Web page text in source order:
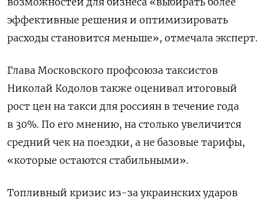
эффективные решения и оптимизировать
расходы становится меньше», отмечала эксперт.
Глава Московского профсоюза таксистов
Николай Кодолов также оценивал итоговый
рост цен на такси для россиян в течение года
в 30%. По его мнению, на столько увеличится
средний чек на поездки, а не базовые тарифы,
«которые остаются стабильными».
Топливный кризис из-за украинских ударов